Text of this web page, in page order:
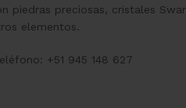
piedras preciosas, cristales
elementos.
+51 945 148 627